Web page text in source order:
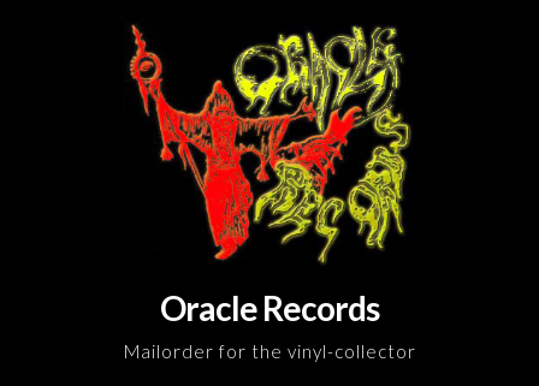
Oracle Records
Mailorder for the vinyl-collector